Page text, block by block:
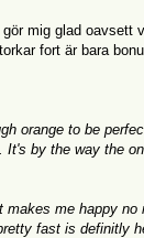
mig glad oavsett
fort är bara
orange to be
by the way the
me happy
fast is definitly